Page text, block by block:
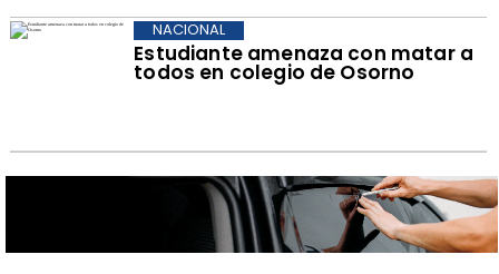
Estudiante amenaza con matar a
todos en colegio de Osorno
NACIONAL